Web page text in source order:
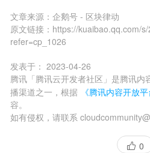
文章来源： 企鹅号 - 区块律动
原文链接： https://kuaibao.qq.com/
refer=cp_1026
发表于： 2023-04-26
腾讯「腾讯云开发者社区」是腾讯内
播渠道之一，根据
《腾讯内容开放
容。
如有侵权，请联系
0